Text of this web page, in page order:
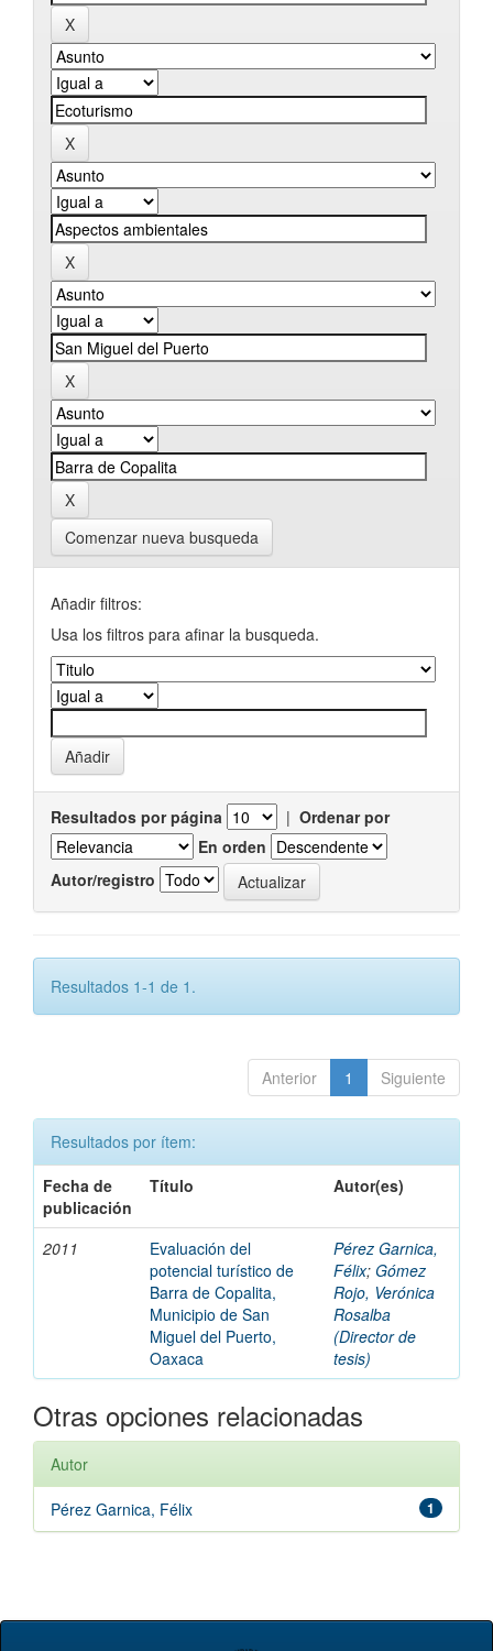
Comenzar nueva busqueda
Añadir filtros:
Usa los filtros para afinar la busqueda.
Resultados por página | Ordenar por
En orden
Autor/registro
Resultados 1-1 de 1.
Anterior 1 Siguiente
Resultados por ítem:
Fecha de
publicación
Título Autor(es)
2011
Evaluación del
potencial turístico de
Barra de Copalita,
Municipio de San
Miguel del Puerto,
Oaxaca
Pérez Garnica,
Félix; Gómez
Rojo, Verónica
Rosalba
(Director de
tesis)
Otras opciones relacionadas
Autor
1
Pérez Garnica, Félix